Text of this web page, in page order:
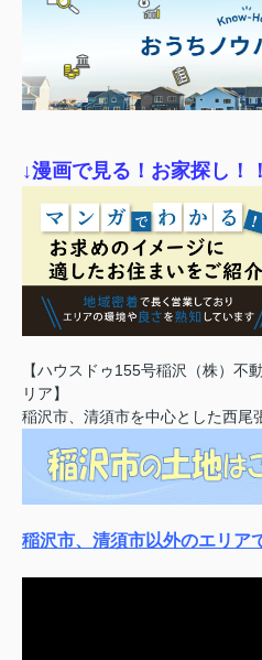
↓漫画で見る！お家探し！！
【ハウスドゥ155号稲沢（株）不
リア】
稲沢市、清須市を中心とした西尾
稲沢市、清須市以外のエリア